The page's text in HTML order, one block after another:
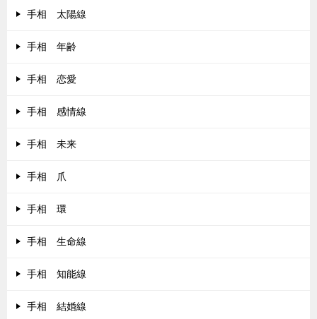
手相 太陽線
手相 年齢
手相 恋愛
手相 感情線
手相 未来
手相 爪
手相 環
手相 生命線
手相 知能線
手相 結婚線